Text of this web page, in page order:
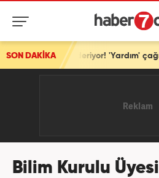
SON DAKİKA'Yardım' çağrısı
Bilim Kurulu Üyesi